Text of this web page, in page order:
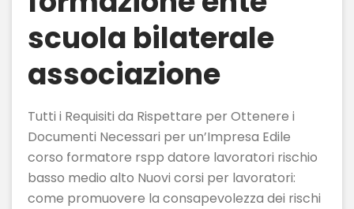
scuola bilaterale
associazione
Tutti i Requisiti da Rispettare per Ottenere i
Documenti Necessari per un’Impresa Edile
corso formatore rspp datore lavoratori rischio
basso medio alto Nuovi corsi per lavoratori:
come promuovere la consapevolezza dei rischi